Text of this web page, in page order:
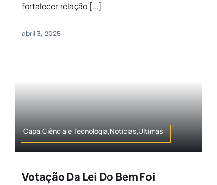
fortalecer relação [...]
abril 3, 2025
Capa,Ciência e Tecnologia,Notícias,Últimas
Votação Da Lei Do Bem Foi